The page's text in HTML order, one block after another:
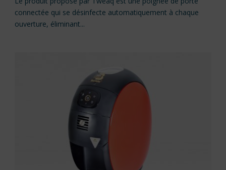
connectée qui se désinfecte automatiquement à chaque
ouverture, éliminant...